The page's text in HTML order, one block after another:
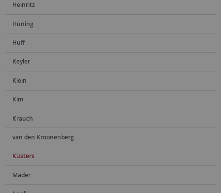
Heinritz
Hüning
Huff
Keyler
Klein
Kim
Krauch
van den Kroonenberg
Küsters
Mader